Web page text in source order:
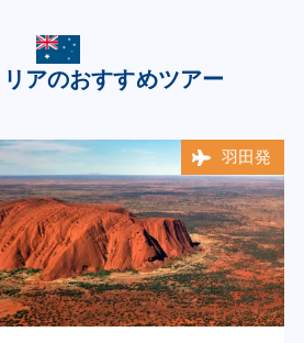
アのおすすめツアー
羽田発